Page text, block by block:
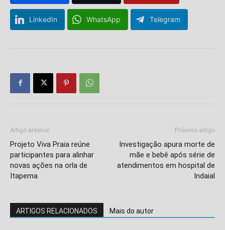
LinkedIn WhatsApp Telegram
Artigo anterior
Projeto Viva Praia reúne
participantes para alinhar
novas ações na orla de
Itapema
Próximo artigo
Investigação apura morte de
mãe e bebê após série de
atendimentos em hospital de
Indaial
ARTIGOS RELACIONADOS Mais do autor